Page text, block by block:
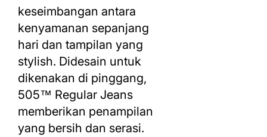
keseimbangan antara
kenyamanan sepanjang
hari dan tampilan yang
stylish. Didesain untuk
dikenakan di pinggang,
505™ Regular Jeans
memberikan penampilan
yang bersih dan serasi.